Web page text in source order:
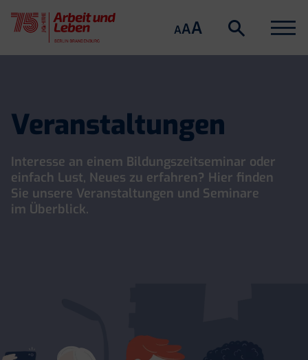
AAA
Suche
öffnen
Suche Menu
Veranstaltungen
Interesse an einem Bildungszeitseminar oder
einfach Lust, Neues zu erfahren? Hier finden
Sie unsere Veranstaltungen und Seminare
im Überblick.